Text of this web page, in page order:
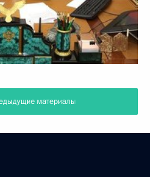
материалы